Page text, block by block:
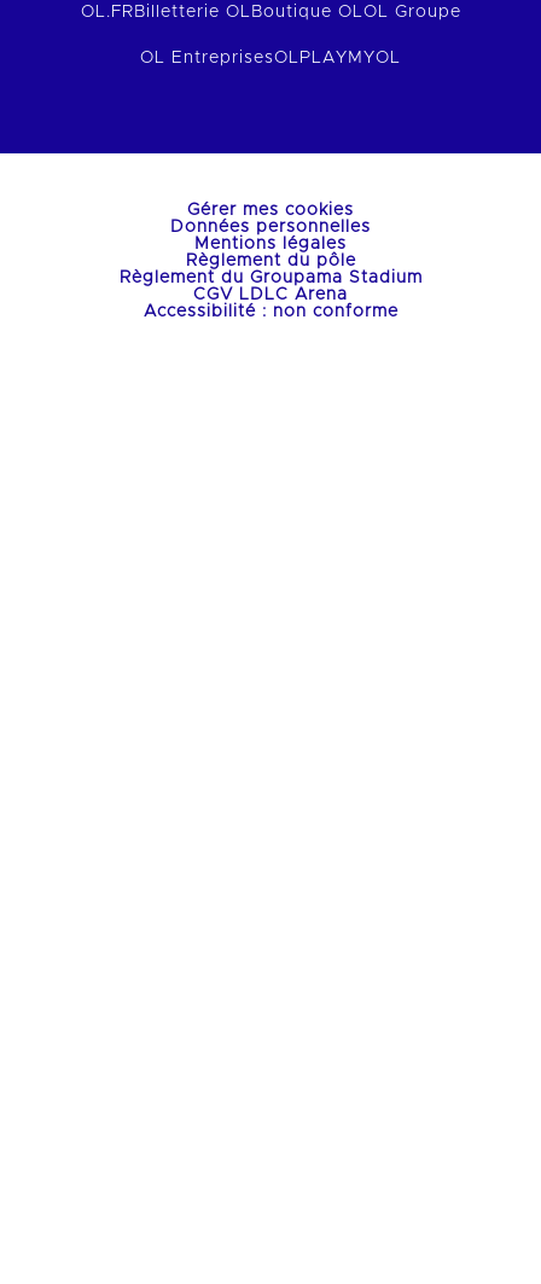
OL.FR Billetterie OL Boutique OLOL Groupe
OL EntreprisesOLPLAY MYOL
Gérer mes cookies
Données personnelles
Mentions légales
Règlement du pôle
Règlement du Groupama Stadium
CGV LDLC Arena
Accessibilité : non conforme